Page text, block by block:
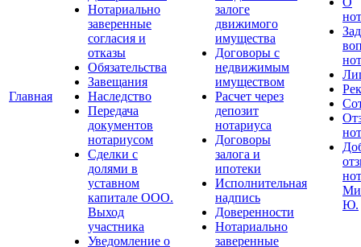
Главная
Нотариально
заверенные
согласия и
отказы
Обязательства
Завещания
Наследство
Передача
документов
нотариусом
Сделки с
долями в
уставном
капитале ООО.
Выход
участника
Уведомление о
залоге
движимого
имущества
Договоры с
недвижимым
имуществом
Расчет через
депозит
нотариуса
Договоры
залога и
ипотеки
Исполнительная
надпись
Доверенности
Нотариально
заверенные
Ю.